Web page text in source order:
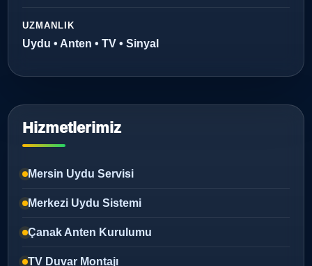
UZMANLIK
Uydu • Anten • TV • Sinyal
Hizmetlerimiz
Mersin Uydu Servisi
Merkezi Uydu Sistemi
Çanak Anten Kurulumu
TV Duvar Montajı